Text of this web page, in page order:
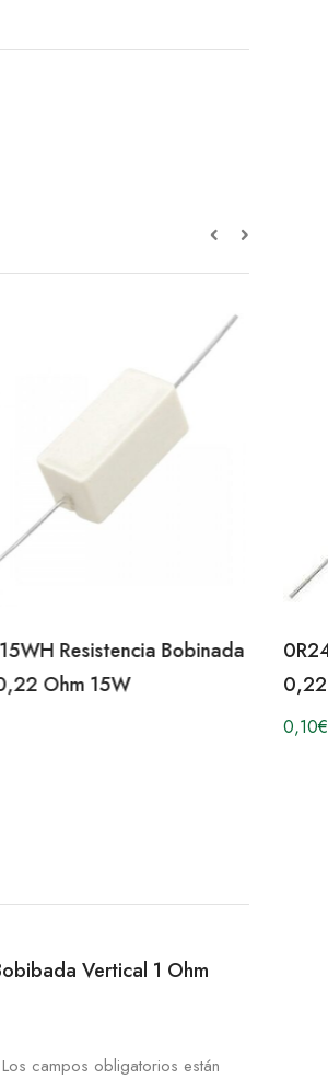
Resistencia Bobinada
Ohm 15W
0,10€
Vertical 1 Ohm
Los campos obligatorios están